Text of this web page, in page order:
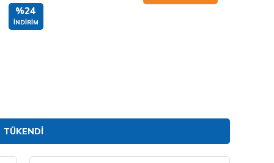
%24
İNDIRIM
TÜKENDI